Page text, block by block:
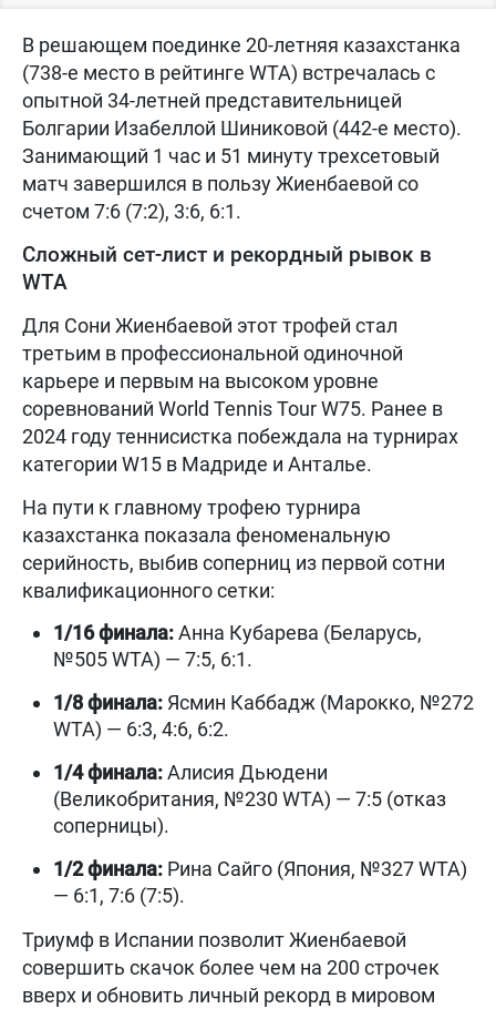
В решающем поединке 20-летняя казахстанка
(738-е место в рейтинге WTA) встречалась с
опытной 34-летней представительницей
Болгарии Изабеллой Шиниковой (442-е место).
Занимающий 1 час и 51 минуту трехсетовый
матч завершился в пользу Жиенбаевой со
счетом 7:6 (7:2), 3:6, 6:1.
Сложный сет-лист и рекордный рывок в
WTA
Для Сони Жиенбаевой этот трофей стал
третьим в профессиональной одиночной
карьере и первым на высоком уровне
соревнований World Tennis Tour W75. Ранее в
2024 году теннисистка побеждала на турнирах
категории W15 в Мадриде и Анталье.
На пути к главному трофею турнира
казахстанка показала феноменальную
серийность, выбив соперниц из первой сотни
квалификационного сетки:
1/16 финала:Анна Кубарева (Беларусь,
№505 WTA) — 7:5, 6:1.
1/8 финала: Ясмин Каббадж (Марокко, №272
WTA) — 6:3, 4:6, 6:2.
1/4 финала:Алисия Дьюдени
(Великобритания, №230 WTA) — 7:5 (отказ
соперницы).
1/2 финала: Рина Сайго (Япония, №327 WTA)
— 6:1, 7:6 (7:5).
Триумф в Испании позволит Жиенбаевой
совершить скачок более чем на 200 строчек
вверх и обновить личный рекорд в мировом